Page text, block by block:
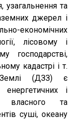
узагальнення та
джерел і
економічних
лісовому і
господарстві,
кадастрі і т.
Землі (ДЗЗ) є
і
власного та
суші, океану